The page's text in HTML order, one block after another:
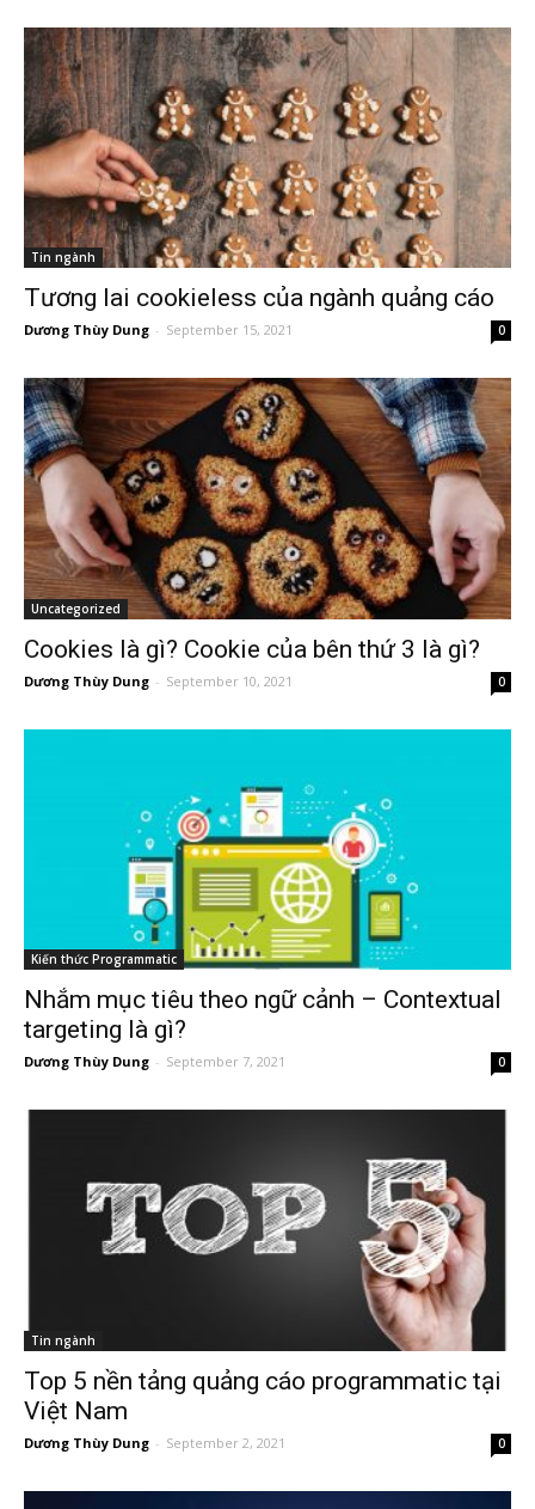
Tin ngành
Tương lai cookieless của ngành quảng cáo
Dương Thùy Dung - September 15, 2021 0
Uncategorized
Cookies là gì? Cookie của bên thứ 3 là gì?
Dương Thùy Dung - September 10, 2021 0
Kiến thức Programmatic
Nhắm mục tiêu theo ngữ cảnh – Contextual
targeting là gì?
Dương Thùy Dung - September 7, 2021 0
Tin ngành
Top 5 nền tảng quảng cáo programmatic tại
Việt Nam
Dương Thùy Dung - September 2, 2021 0